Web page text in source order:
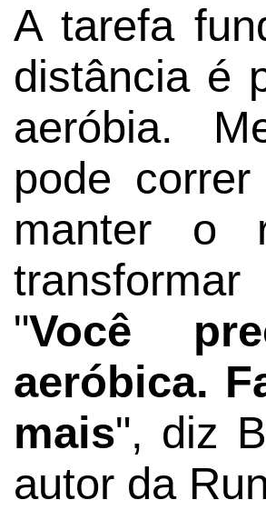
A tarefa
distância é
aeróbia.
pode
manter o
"Você
aeróbica.
mais", diz
autor da